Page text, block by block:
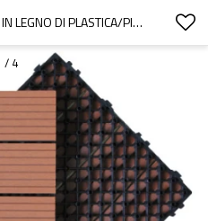
HUAUS WPC PIASTRELLE IN LEGNO DI PLASTICA/PIASTRELLE DA ESTERNO PER PORTICO PIASTRELLE DA ESTERNO PER PORTICO
/ 4